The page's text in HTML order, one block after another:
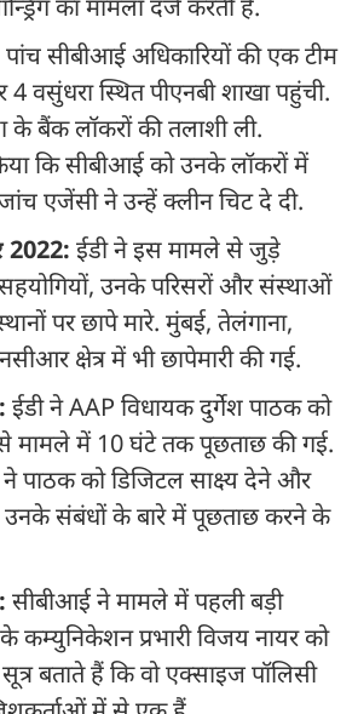
पांच सीबीआई अधिकारियों की एक टीम
4 वसुंधरा स्थित पीएनबी शाखा पहुंची.
के बैंक लॉकरों की तलाशी ली.
कि सीबीआई को उनके लॉकरों में
एजेंसी ने उन्हें क्लीन चिट दे दी.
2022: ईडी ने इस मामले से जुड़े
उनके परिसरों और संस्थाओं
पर छापे मारे. मुंबई, तेलंगाना,
क्षेत्र में भी छापेमारी की गई.
ईडी ने AAP विधायक दुर्गेश पाठक को
मामले में 10 घंटे तक पूछताछ की गई.
ने पाठक को डिजिटल साक्ष्य देने और
उनके संबंधों के बारे में पूछताछ करने के
सीबीआई ने मामले में पहली बड़ी
कम्युनिकेशन प्रभारी विजय नायर को
सूत्र बताते हैं कि वो एक्साइज पॉलिसी